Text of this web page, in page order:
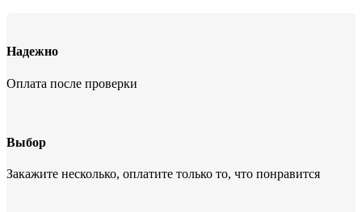
Надежно
Оплата после проверки
Выбор
Закажите несколько, оплатите только то, что понравится